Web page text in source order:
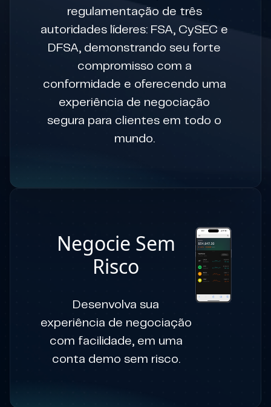
regulamentação de três
autoridades líderes: FSA, CySEC e
DFSA, demonstrando seu forte
compromisso com a
conformidade e oferecendo uma
experiência de negociação
segura para clientes em todo o
mundo.
Negocie Sem
Risco
Desenvolva sua
experiência de negociação
com facilidade, em uma
conta demo sem risco.